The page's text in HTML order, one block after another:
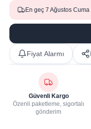
En geç 7 Ağustos
Fiyat Alarmı
Güvenli Kargo
Özenli paketleme, sigortalı
gönderim